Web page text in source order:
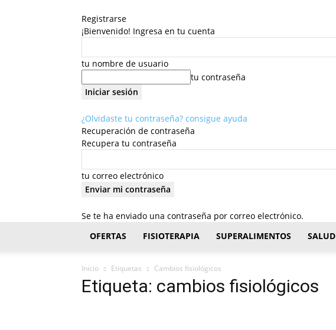
Registrarse
¡Bienvenido! Ingresa en tu cuenta
tu nombre de usuario
tu contraseña
¿Olvidaste tu contraseña? consigue ayuda
Recuperación de contraseña
Recupera tu contraseña
tu correo electrónico
Se te ha enviado una contraseña por correo electrónico.
OFERTAS FISIOTERAPIA SUPERALIMENTOS SALUD
Inicio Etiquetas Cambios fisiológicos
Etiqueta: cambios fisiológicos